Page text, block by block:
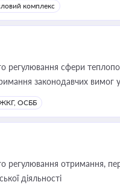
комплекс
регулювання сфери
законодавчих вимог
ОСББ
регулювання отримання,
діяльності